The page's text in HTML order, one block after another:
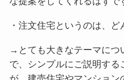
・注文住宅というのは、ど
→とても大きなテーマにつ
で、シンプルにご説明する